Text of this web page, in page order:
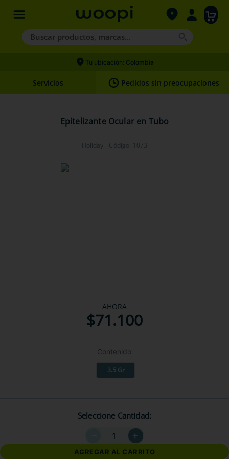
Buscar productos, marcas...
Términos más buscados
2.
hills
Tu ubicación: Colombia
Servicios Pedidos sin preocupaciones
Epitelizante Ocular en Tubo
Holiday Código: 1073
AHORA
$71.100
Contenido
3.5 Gr
Seleccione Cantidad
＋
AGREGAR AL CARRITO